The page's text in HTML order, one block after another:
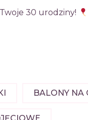
30 urodziny!
BALONY NA